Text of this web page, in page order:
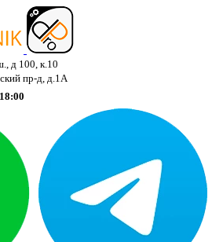
д 100, к.10
пр-д, д.1А